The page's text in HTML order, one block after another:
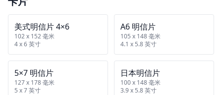
美式明信片 4×6
102 x 152 毫米
4 x 6 英寸
A6 明信片
105 x 148 毫米
4.1 x 5.8 英寸
5×7 明信片
127 x 178 毫米
5 x 7 英寸
日本明信片
100 x 148 毫米
3.9 x 5.8 英寸